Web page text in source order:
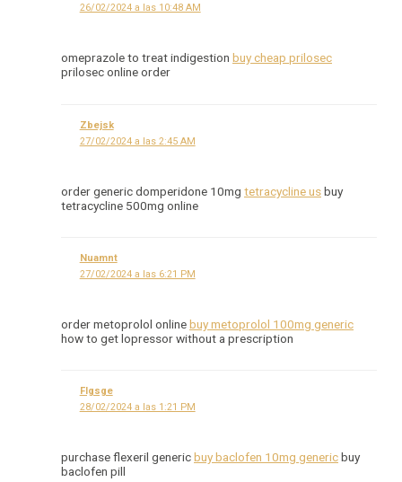
26/02/2024 a las 10:48 AM
omeprazole to treat indigestion buy cheap prilosec
prilosec online order
Zbejsk
27/02/2024 a las 2:45 AM
order generic domperidone 10mg tetracycline usbuy
tetracycline 500mg online
Nuamnt
27/02/2024 a las 6:21 PM
order metoprolol onlinebuy metoprolol 100mg generic
how to get lopressor without a prescription
Flgsge
28/02/2024 a las 1:21 PM
purchase flexeril genericbuy baclofen 10mg genericbuy
baclofen pill